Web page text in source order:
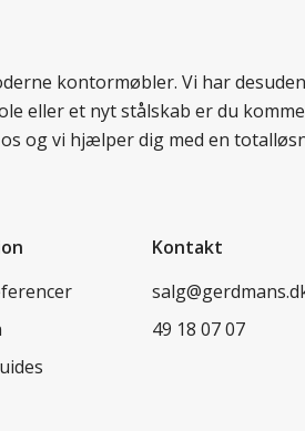
kontormøbler. Vi har
eller et nyt stålskab er du
og vi hjælper dig med en
Kontakt
49 18 07 07